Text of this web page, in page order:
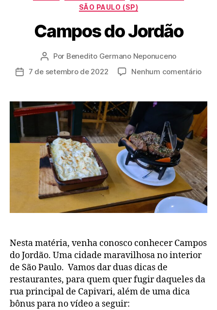
SÃO PAULO (SP)
Campos do Jordão
Autor
Por Benedito Germano Neponuceno
Data7 de setembro de 2022 Nenhum comentárioem
Nesta matéria, venha conosco conhecer Campos
do Jordão. Uma cidade maravilhosa no interior
de São Paulo. Vamos dar duas dicas de
restaurantes, para quem quer fugir daqueles da
rua principal de Capivari, além de uma dica
bônus para no vídeo a seguir: